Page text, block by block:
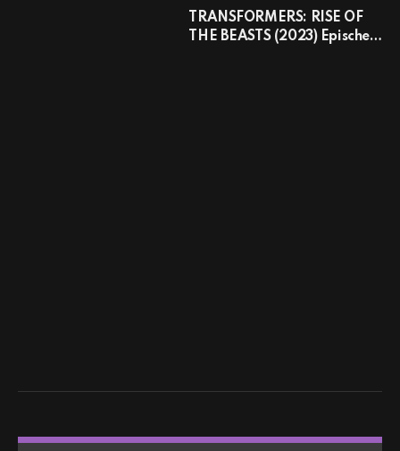
TRANSFORMERS: RISE OF
THE BEASTS (2023) Epische